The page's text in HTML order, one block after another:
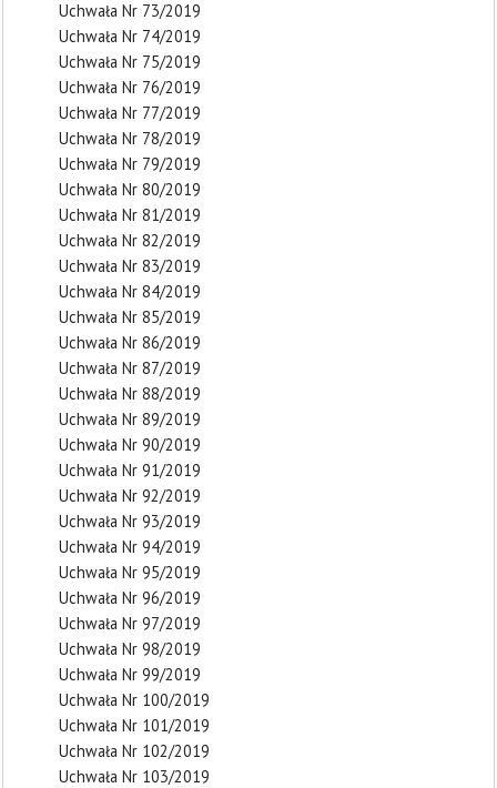
Uchwała Nr 73/2019
Uchwała Nr 74/2019
Uchwała Nr 75/2019
Uchwała Nr 76/2019
Uchwała Nr 77/2019
Uchwała Nr 78/2019
Uchwała Nr 79/2019
Uchwała Nr 80/2019
Uchwała Nr 81/2019
Uchwała Nr 82/2019
Uchwała Nr 83/2019
Uchwała Nr 84/2019
Uchwała Nr 85/2019
Uchwała Nr 86/2019
Uchwała Nr 87/2019
Uchwała Nr 88/2019
Uchwała Nr 89/2019
Uchwała Nr 90/2019
Uchwała Nr 91/2019
Uchwała Nr 92/2019
Uchwała Nr 93/2019
Uchwała Nr 94/2019
Uchwała Nr 95/2019
Uchwała Nr 96/2019
Uchwała Nr 97/2019
Uchwała Nr 98/2019
Uchwała Nr 99/2019
Uchwała Nr 100/2019
Uchwała Nr 101/2019
Uchwała Nr 102/2019
Uchwała Nr 103/2019